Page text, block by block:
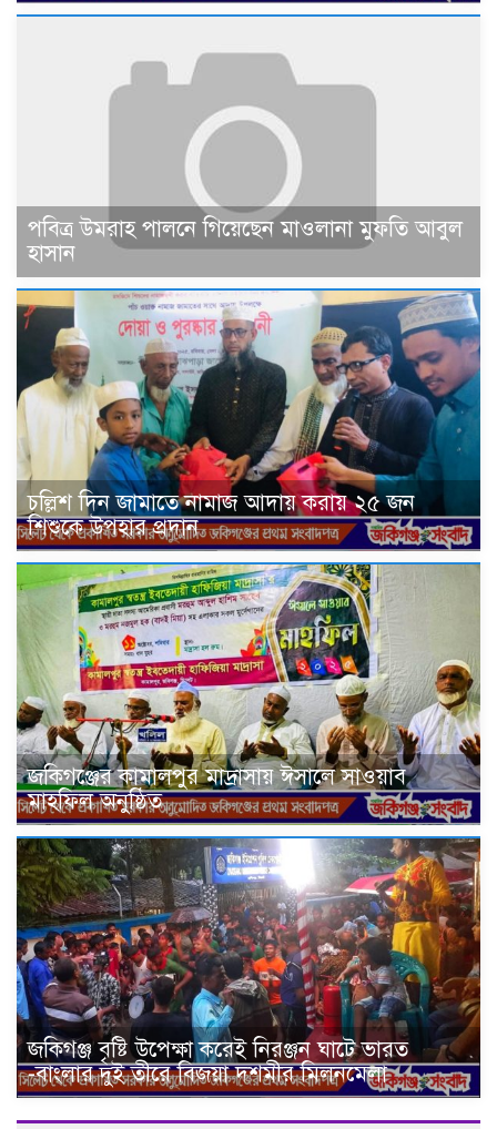
পবিত্র উমরাহ পালনে গিয়েছেন মাওলানা মুফতি আবুল
হাসান
চল্লিশ দিন জামাতে নামাজ আদায় করায় ২৫ জন
শিশুকে উপহার প্রদান
জকিগঞ্জের কামালপুর মাদ্রাসায় ঈসালে সাওয়াব
মাহফিল অনুষ্ঠিত
জকিগঞ্জ বৃষ্টি উপেক্ষা করেই নিরঞ্জন ঘাটে ভারত
-বাংলার দুই তীরে বিজয়া দশমীর মিলনমেলা